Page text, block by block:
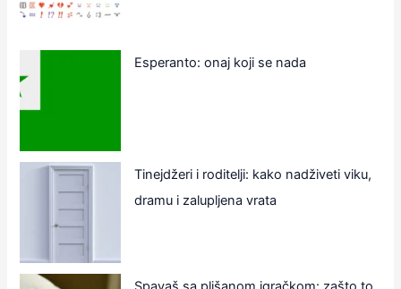
Esperanto: onaj koji se nada
Tinejdžeri i roditelji: kako nadživeti viku,
dramu i zalupljena vrata